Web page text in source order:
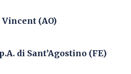
Vincent (AO)
di Sant’Agostino (FE)